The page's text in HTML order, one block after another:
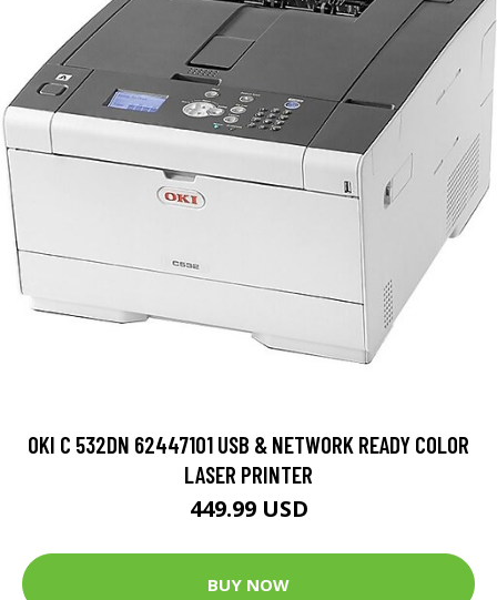
OKI C 532DN 62447101 USB & NETWORK READY COLOR
LASER PRINTER
449.99 USD
BUY NOW